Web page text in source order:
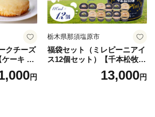
クチーズ
ーキ チ
ーツ お
スイー円
栃木県那須塩原市
福袋セット（ミレピーニアイ
ス12個セット）【千本松牧
場】 ns025-014-12 【デザー
ト 詰め合わせ ギフト】
13,000円